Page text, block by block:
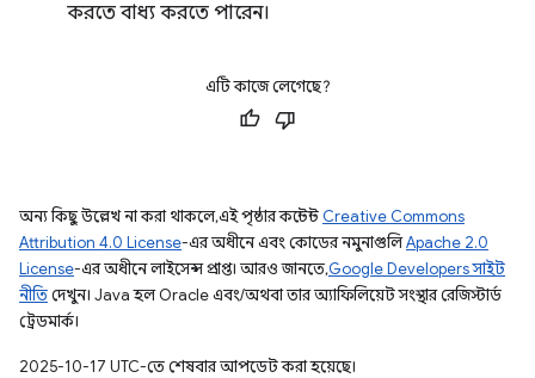
করতে বাধ্য করতে পারেন।
এটি কাজে লেগেছে?
অন্য কিছু উল্লেখ না করা থাকলে, এই পৃষ্ঠার কন্টেন্ট Creative Commons
Attribution 4.0 License-এর অধীনে এবং কোডের নমুনাগুলিApache 2.0
License-এর অধীনে লাইসেন্স প্রাপ্ত। আরও জানতে,Google Developers সাইট
নীতিদেখুন। Java হল Oracle এবং/অথবা তার অ্যাফিলিয়েট সংস্থার রেজিস্টার্ড
ট্রেডমার্ক।
2025-10-17 UTC-তে শেষবার আপডেট করা হয়েছে।